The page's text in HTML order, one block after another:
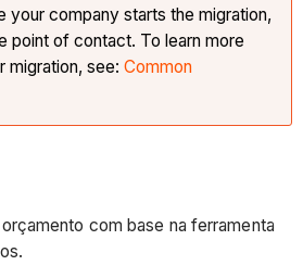
your company starts the migration,
point of contact. To learn more
migration, see:Common
com base na ferramenta